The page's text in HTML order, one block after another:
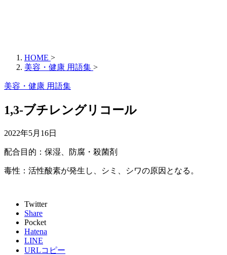
HOME >
美容・健康 用語集 >
美容・健康 用語集
1,3-ブチレングリコール
2022年5月16日
配合目的：保湿、防腐・殺菌剤
毒性：活性酸素が発生し、シミ、シワの原因となる。
Twitter
Share
Pocket
Hatena
LINE
URLコピー